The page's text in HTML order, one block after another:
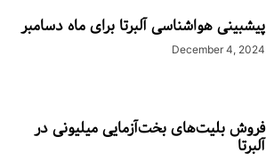
پیشبینی هواشناسی آلبرتا برای ماه دسامبر
December 4, 2024
فروش بلیت‌های بخت‌آزمایی میلیونی در
آلبرتا